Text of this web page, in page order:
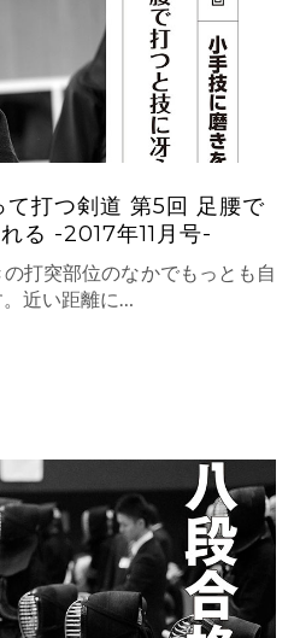
て打つ剣道 第5回 足腰で
る -2017年11月号-
打突部位のなかでもっとも自
近い距離に…